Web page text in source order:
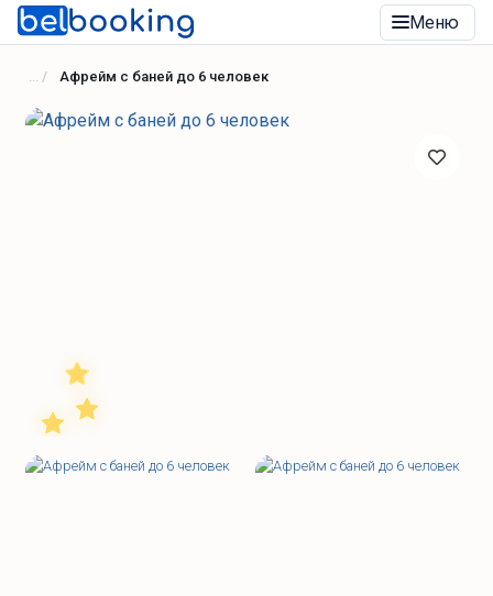
Меню
Афрейм с баней до 6 человек